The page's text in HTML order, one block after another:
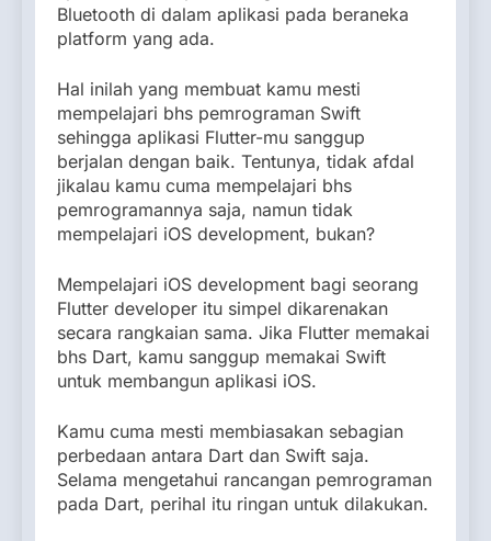
Bluetooth di dalam aplikasi pada beraneka
platform yang ada.
Hal inilah yang membuat kamu mesti
mempelajari bhs pemrograman Swift
sehingga aplikasi Flutter-mu sanggup
berjalan dengan baik. Tentunya, tidak afdal
jikalau kamu cuma mempelajari bhs
pemrogramannya saja, namun tidak
mempelajari iOS development, bukan?
Mempelajari iOS development bagi seorang
Flutter developer itu simpel dikarenakan
secara rangkaian sama. Jika Flutter memakai
bhs Dart, kamu sanggup memakai Swift
untuk membangun aplikasi iOS.
Kamu cuma mesti membiasakan sebagian
perbedaan antara Dart dan Swift saja.
Selama mengetahui rancangan pemrograman
pada Dart, perihal itu ringan untuk dilakukan.